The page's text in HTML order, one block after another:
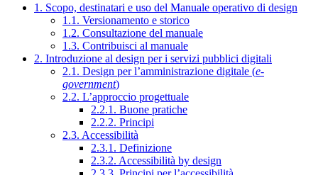
1. Scopo, destinatari e uso del Manuale operativo di design
1.1. Versionamento e storico
1.2. Consultazione del manuale
1.3. Contribuisci al manuale
2. Introduzione al design per i servizi pubblici digitali
2.1. Design per l’amministrazione digitale (e-
government)
2.2. L’approccio progettuale
2.2.1. Buone pratiche
2.2.2. Principi
2.3. Accessibilità
2.3.1. Definizione
2.3.2. Accessibilità by design